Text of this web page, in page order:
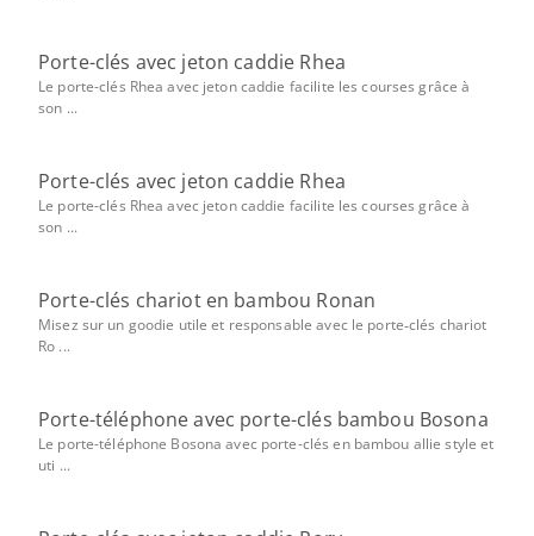
Porte-clés avec jeton caddie Rhea
Le porte-clés Rhea avec jeton caddie facilite les courses grâce à
son ...
Porte-clés avec jeton caddie Rhea
Le porte-clés Rhea avec jeton caddie facilite les courses grâce à
son ...
Porte-clés chariot en bambou Ronan
Misez sur un goodie utile et responsable avec le porte‑clés chariot
Ro ...
Porte-téléphone avec porte-clés bambou Bosona
Le porte-téléphone Bosona avec porte-clés en bambou allie style et
uti ...